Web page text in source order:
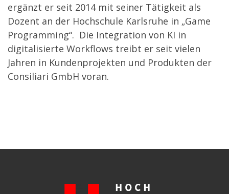
ergänzt er seit 2014 mit seiner Tätigkeit als
Dozent an der Hochschule Karlsruhe in „Game
Programming“. Die Integration von KI in
digitalisierte Workflows treibt er seit vielen
Jahren in Kundenprojekten und Produkten der
Consiliari GmbH voran.